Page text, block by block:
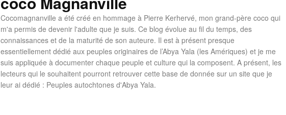
Cocomagnanville a été créé en hommage à Pierre Kerhervé, mon grand-père coco qui
m'a permis de devenir l'adulte que je suis. Ce blog évolue au fil du temps, des
connaissances et de la maturité de son auteure. Il est à présent presque
essentiellement dédié aux peuples originaires de l’Abya Yala (les Amériques) et je me
suis appliquée à documenter chaque peuple et culture qui la composent. A présent, les
lecteurs qui le souhaitent pourront retrouver cette base de donnée sur un site que je
leur ai dédié : Peuples autochtones d'Abya Yala.